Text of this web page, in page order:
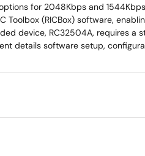
for 2048Kbps and
Toolbox (RICBox) software,
device, RC32504A, requires a
details software setup,